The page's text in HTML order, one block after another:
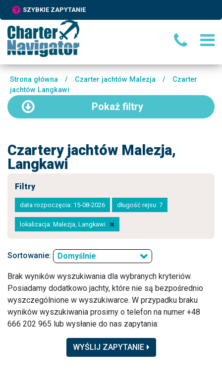
SZYBKIE ZAPYTANIE
Strona główna / Czarter jachtów Malezja /
Czarter
jachtów Langkawi
Pokaż filtry
Czartery jachtów Malezja,
Langkawi
Filtry
data rozpoczęcia: 15-08-2026 długość rejsu: 7
lokalizacja: Malezja, Langkawi
Sortowanie: Domyślnie
Brak wyników wyszukiwania dla wybranych kryteriów.
Posiadamy dodatkowo jachty, które nie są bezpośrednio
wyszczególnione w wyszukiwarce. W przypadku braku
wyników wyszukiwania prosimy o telefon na numer +48
666 202 965 lub wysłanie do nas zapytania:
WYŚLIJ ZAPYTANIE